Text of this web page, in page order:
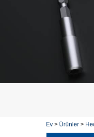
Ev> Ürünler>